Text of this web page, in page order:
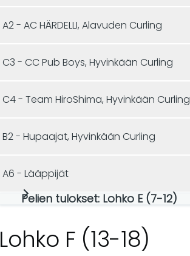
A2 - AC HÄRDELLI, Alavuden Curling
C3 - CC Pub Boys, Hyvinkään Curling
C4 - Team HiroShima, Hyvinkään Curling
B2 - Hupaajat, Hyvinkään Curling
A6 - Lääppijät
Pelien tulokset: Lohko E (7-12)
Lohko F (13-18)